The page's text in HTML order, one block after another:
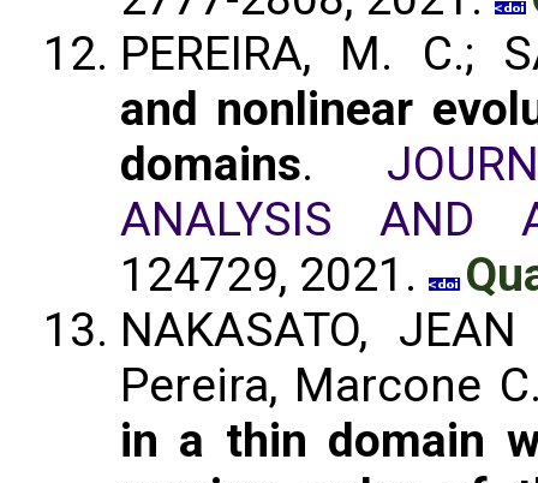
PEREIRA, M. C.;
and nonlinear
domains.
ANALYSIS AND
124729, 2021.
NAKASATO,
Pereira, Marcone
in a thin domain